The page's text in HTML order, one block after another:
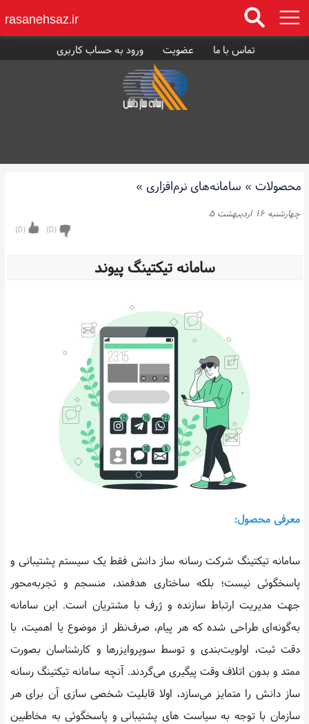
rasanehsaz.ir
تماس با ما عضویت ورود به حساب کاربری
محصولات » سامانه‌های نرم‌افزاری »
چهارشنبه ۱۶ اردیبهشت ۵
(
0
) (
0
)
سامانه تیکتینگ پیوند
معرفی محصول:
سامانه تیکتینگ شرکت رسانه ساز دانش فقط یک سیستم پشتیبانی و
پاسخگوئی نیست؛ بلکه ساختاری هدفمند، منسجم و تجربه‌محور
جهت مدیریت ارتباط سازنده و ژرف با مشتریان است. این سامانه
به‌گونه‌ای طراحی شده که هر پیام، صرف‌نظر از موضوع یا اهمیت، با
دقت ثبت، اولویت‌بندی و توسط سوپروایزرها و کارشناسان بصورت
ممتد و بدون اتلاف وقت پیگیری می‌گردند. آنچه سامانه تیکتینگ رسانه
ساز دانش را متمایز می‌سازد، اولا قابلیت شخصی سازی آن برای هر
سازمان با توجه به سیاست های پشتیبانی و پاسخگوئی به مخاطبین